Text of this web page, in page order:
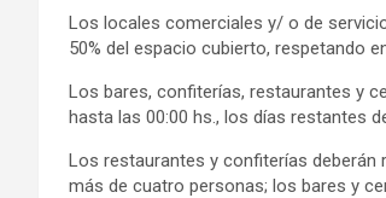
Los locales comerciales y/ o de
50% del espacio cubierto, respetando
Los bares, confiterías, restaurantes y
hasta las 00:00 hs., los días restantes
Los restaurantes y confiterías deberán
más de cuatro personas; los bares y